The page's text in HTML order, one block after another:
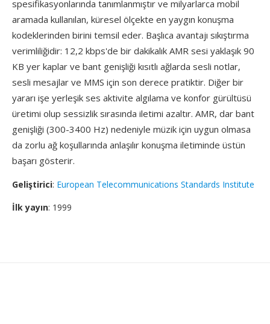
spesifikasyonlarında tanımlanmıştır ve milyarlarca mobil
aramada kullanılan, küresel ölçekte en yaygın konuşma
kodeklerinden birini temsil eder. Başlıca avantajı sıkıştırma
verimliliğidir: 12,2 kbps'de bir dakikalık AMR sesi yaklaşık 90
KB yer kaplar ve bant genişliği kısıtlı ağlarda sesli notlar,
sesli mesajlar ve MMS için son derece pratiktir. Diğer bir
yararı işe yerleşik ses aktivite algılama ve konfor gürültüsü
üretimi olup sessizlik sırasında iletimi azaltır. AMR, dar bant
genişliği (300-3400 Hz) nedeniyle müzik için uygun olmasa
da zorlu ağ koşullarında anlaşılır konuşma iletiminde üstün
başarı gösterir.
Geliştirici: European Telecommunications Standards Institute
İlk yayın: 1999